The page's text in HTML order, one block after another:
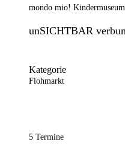
mondo mio!
unSICHTBAR
Kategorie
Flohmarkt
5 Termine